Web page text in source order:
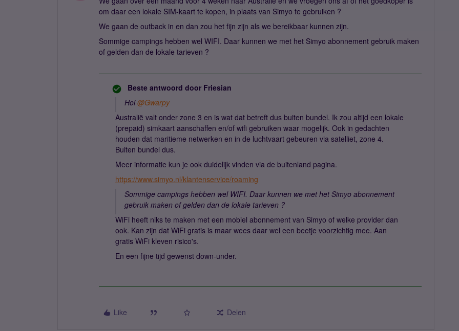
om daar een lokale SIM-kaart te kopen, in plaats van Simyo te gebruiken ?
We gaan de outback in en dan zou het fijn zijn als we bereikbaar kunnen zijn.
Sommige campings hebben wel WIFI. Daar kunnen we met het Simyo abonnement gebruik maken
of gelden dan de lokale tarieven ?
Beste antwoord door Friesian
Hoi ​@Gwarpy
Australië valt onder zone 3 en is wat dat betreft dus buiten bundel. Ik zou altijd een lokale
(prepaid) simkaart aanschaffen en/of wifi gebruiken waar mogelijk. Ook in gedachten
houden dat maritieme netwerken en in de luchtvaart gebeuren via satelliet, zone 4.
Buiten bundel dus.
Meer informatie kun je ook duidelijk vinden via de buitenland pagina.
https://www.simyo.nl/klantenservice/roaming
Sommige campings hebben wel WIFI. Daar kunnen we met het Simyo abonnement
gebruik maken of gelden dan de lokale tarieven ?
WiFi heeft niks te maken met een mobiel abonnement van Simyo of welke provider dan
ook. Kan zijn dat WiFi gratis is maar wees daar wel een beetje voorzichtig mee. Aan
gratis WiFi kleven risico's.
En een fijne tijd gewenst down-under.
Like Delen